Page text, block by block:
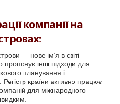
компанії на
— нове ім’я в світі
інші підходи для
планування і
Регістр країни активно працює
для міжнародного